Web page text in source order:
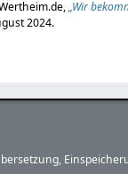
„Wir
2024.